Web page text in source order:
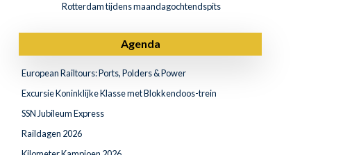
Rotterdam tijdens maandagochtendspits
Agenda
European Railtours: Ports, Polders & Power
Excursie Koninklijke Klasse met Blokkendoos-trein
SSN Jubileum Express
Raildagen 2026